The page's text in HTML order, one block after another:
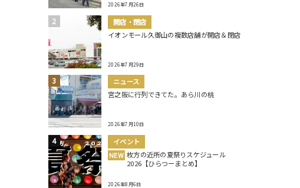
2026年7月26日
開店・閉店
イオンモール久御山の複数店舗が開店＆閉店
2026年7月29日
ニュース
宮之阪に行列できてた。あら川の桃
2026年7月10日
イベント
NEW 枚方の近所の夏祭りスケジュール
2026【ひらつーまとめ】
2026年8月6日